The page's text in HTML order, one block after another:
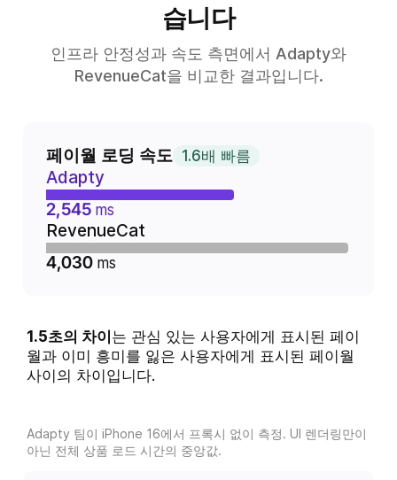
습니다
인프라 안정성과 속도 측면에서 Adapty와
RevenueCat을 비교한 결과입니다.
페이월 로딩 속도 1.6배 빠름
Adapty
2,545 ms
RevenueCat
4,030 ms
1.5초의 차이 는 관심 있는 사용자에게 표시된 페이
월과 이미 흥미를 잃은 사용자에게 표시된 페이월
사이의 차이입니다.
Adapty 팀이 iPhone 16에서 프록시 없이 측정. UI 렌더링만이
아닌 전체 상품 로드 시간의 중앙값.